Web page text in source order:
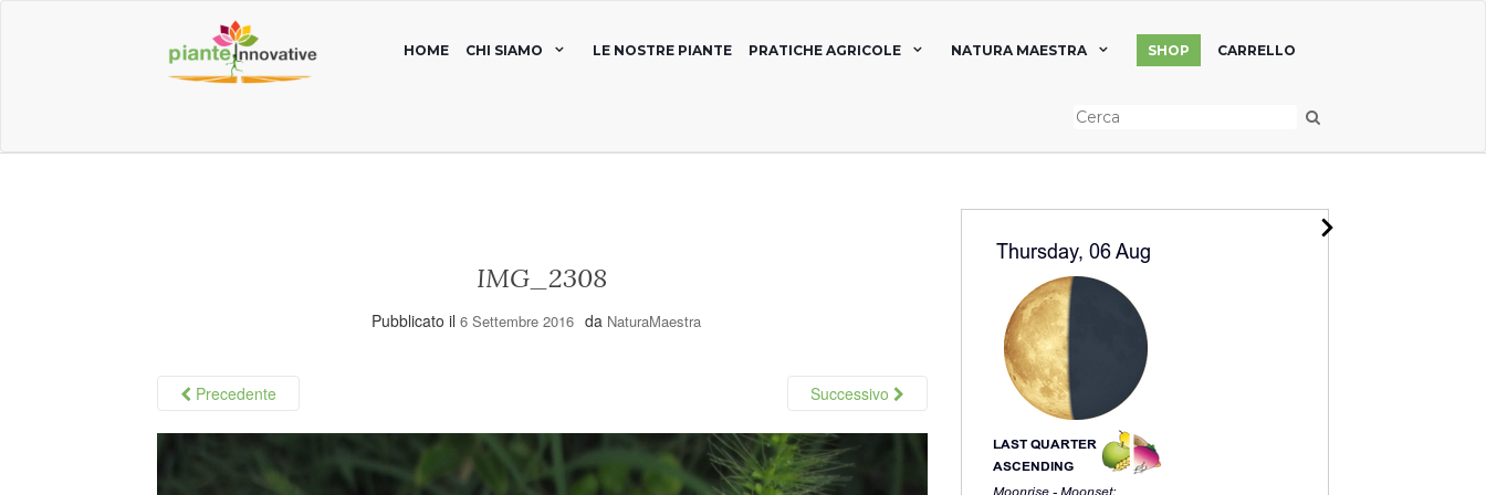
HOME CHI SIAMO LE NOSTRE PIANTE PRATICHE AGRICOLE NATURA MAESTRA SHOP CARRELLO
IMG_2308
Pubblicato il6 Settembre 2016 da NaturaMaestra
Precedente Successivo